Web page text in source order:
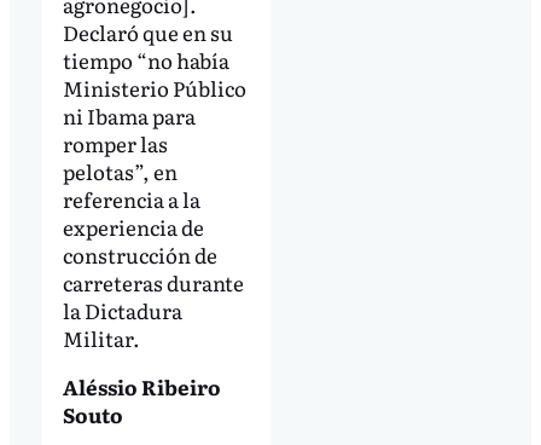
Declaró que en su
tiempo “no había
Ministerio Público
ni Ibama para
romper las
pelotas”, en
referencia a la
experiencia de
construcción de
carreteras durante
la Dictadura
Militar.
Aléssio Ribeiro
Souto